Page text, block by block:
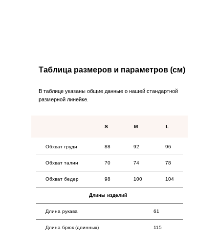
Таблица размеров и параметров (см)
В таблице указаны общие данные о нашей стандартной
размерной линейке.
Длина брюк (длинных) 115
Длина рукава 61
Длины изделий
98 100 104
Обхват бедер
70 74 78
Обхват талии
88 96
92
Обхват груди
S M L